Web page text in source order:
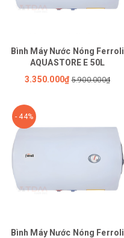
Bình Máy Nước Nóng Ferroli
AQUASTORE E 50L
3.350.000₫ 5.900.000₫
- 44%
Bình Máy Nước Nóng Ferroli